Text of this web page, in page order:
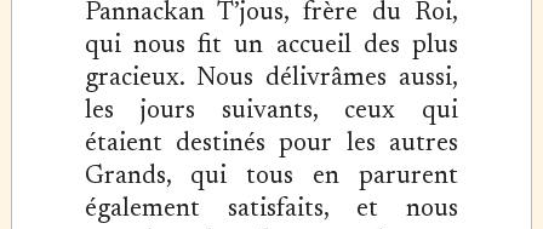
Pannackan T’jous, frère du Roi,
qui nous fit un accueil des plus
gracieux. Nous délivrâmes aussi,
les jours suivants, ceux qui
étaient destinés pour les autres
Grands, qui tous en parurent
également satisfaits, et nous